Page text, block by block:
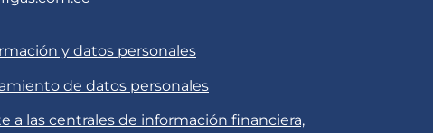
y datos personales
de datos personales
a las centrales de información financiera,